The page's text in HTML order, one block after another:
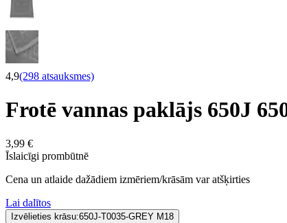
4,9(298 atsauksmes)
Frotē vannas paklājs 650J
3,99 €
Īslaicīgi prombūtnē
Cena un atlaide dažādiem izmēriem/krāsām var atšķirties
Lai dalītos
Izvēlieties krāsu:650J-T0035-GREY M18